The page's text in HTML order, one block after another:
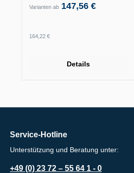
Varianten ab 147,56 €
Regulärer Preis:
164,22 €
Details
Service-Hotline
Unterstützung und Beratung unter:
+49 (0) 23 72 – 55 64 1 - 0